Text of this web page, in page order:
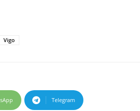
Vigo
Telegram